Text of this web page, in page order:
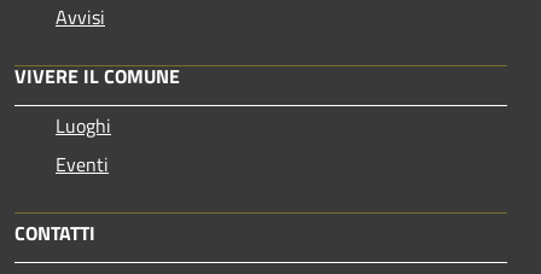
Avvisi
VIVERE IL COMUNE
Luoghi
Eventi
CONTATTI